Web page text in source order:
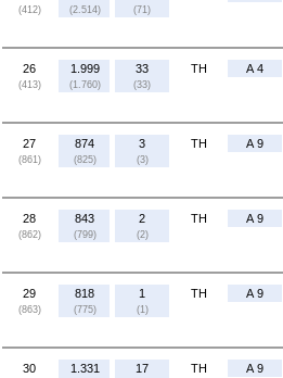
(412) (2.514) (71)
26
(413)
1.999
(1.760)
33
(33)
TH A 4
27
(861)
874
(825)
3
(3)
TH A 9
28
(862)
843
(799)
2
(2)
TH A 9
29
(863)
818
(775)
1
(1)
TH A 9
30 1.331 17 TH A 9